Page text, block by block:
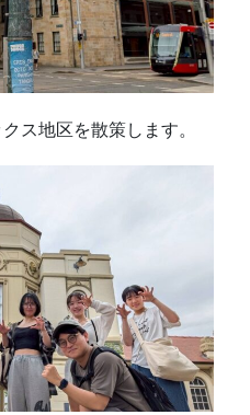
ス地区を散策します。